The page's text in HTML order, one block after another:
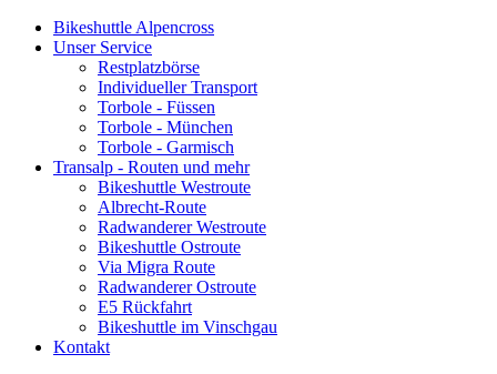
Bikeshuttle Alpencross
Unser Service
Restplatzbörse
Individueller Transport
Torbole - Füssen
Torbole - München
Torbole - Garmisch
Transalp - Routen und mehr
Bikeshuttle Westroute
Albrecht-Route
Radwanderer Westroute
Bikeshuttle Ostroute
Via Migra Route
Radwanderer Ostroute
E5 Rückfahrt
Bikeshuttle im Vinschgau
Kontakt